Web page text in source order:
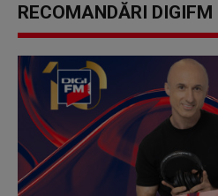
RECOMANDĂRI DIGIFM